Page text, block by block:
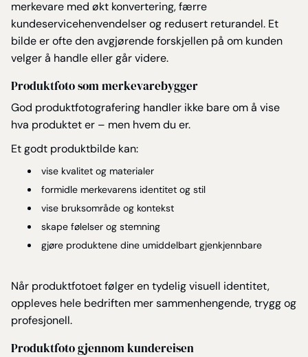
merkevare med økt konvertering, færre
kundeservicehenvendelser og redusert returandel. Et
bilde er ofte den avgjørende forskjellen på om kunden
velger å handle eller går videre.
Produktfoto som merkevarebygger
God produktfotografering handler ikke bare om å vise
hva produktet er – men hvem du er.
Et godt produktbilde kan:
vise kvalitet og materialer
formidle merkevarens identitet og stil
vise bruksområde og kontekst
skape følelser og stemning
gjøre produktene dine umiddelbart gjenkjennbare
Når produktfotoet følger en tydelig visuell identitet,
oppleves hele bedriften mer sammenhengende, trygg og
profesjonell.
Produktfoto gjennom kundereisen